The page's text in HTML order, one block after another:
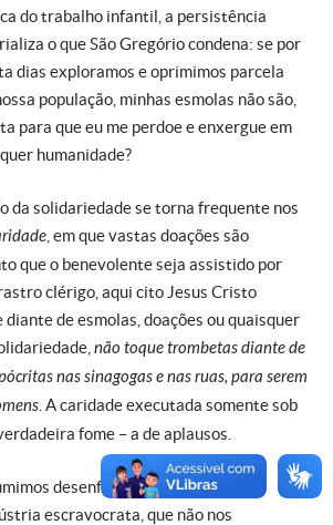
do trabalho infantil, a persistência
o que São Gregório condena: se por
dias exploramos e oprimimos parcela
população, minhas esmolas não são,
para que eu me perdoe e enxergue em
humanidade?
da solidariedade se torna frequente nos
, em que vastas doações são
que o benevolente seja assistido por
clérigo, aqui cito Jesus Cristo
diante de esmolas, doações ou quaisquer
não toque trombetas diante de
nas sinagogas e nas ruas, para serem
. A caridade executada somente sob
fome – a de aplausos.
desenfreadamente produtos
escravocrata, que não nos